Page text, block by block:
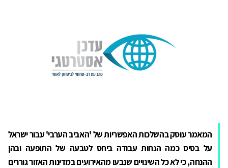
המאמר עוסק בהשלכות האפשריות של 'האביב הערבי' עבור ישראל
על בסיס כמה הנחות עבודה ביחס לטבעה של התופעה ובהן
ההנחה, כי לא כל השינויים שנבעו מהאירועים במדינות האזור גוררים